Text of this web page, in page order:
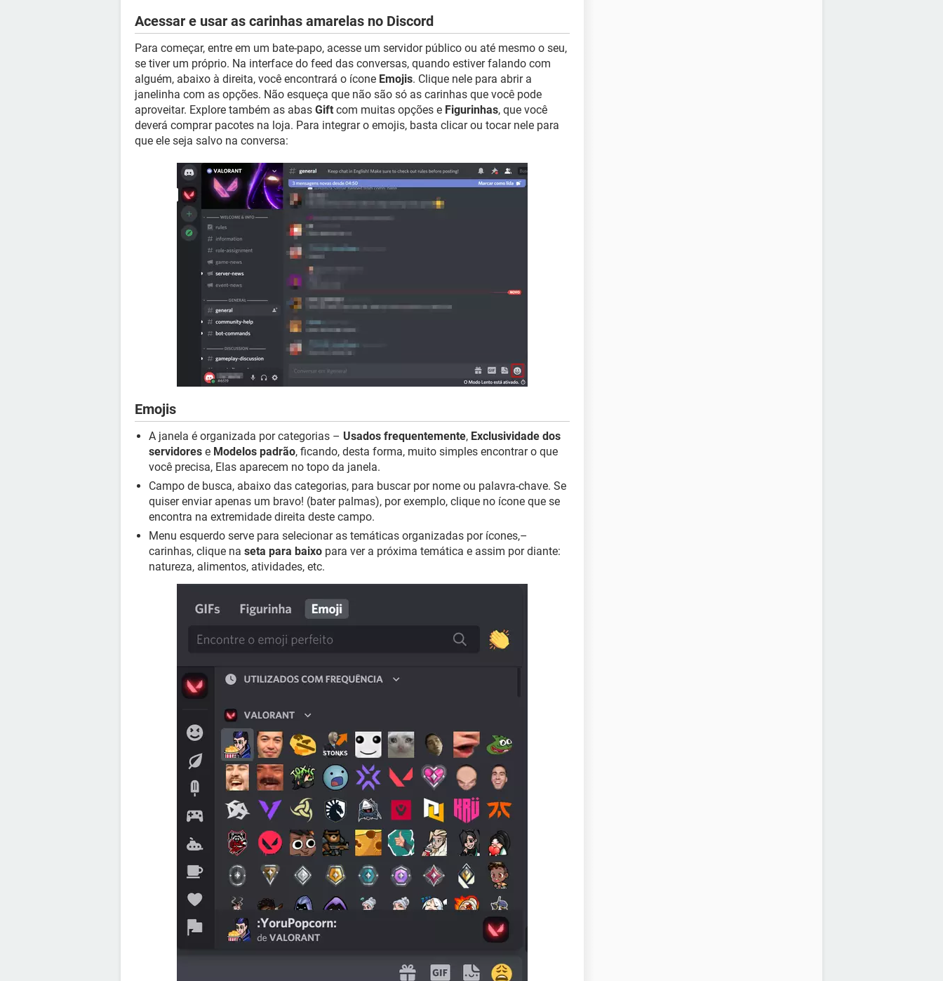
Acessar e usar as carinhas amarelas no Discord
Para começar, entre em um bate-papo, acesse um servidor público ou até mesmo o seu,
se tiver um próprio. Na interface do feed das conversas, quando estiver falando com
alguém, abaixo à direita, você encontrará o ícone Emojis. Clique nele para abrir a
janelinha com as opções. Não esqueça que não são só as carinhas que você pode
aproveitar. Explore também as abas Gift com muitas opções e Figurinhas, que você
deverá comprar pacotes na loja. Para integrar o emojis, basta clicar ou tocar nele para
que ele seja salvo na conversa:
Emojis
A janela é organizada por categorias – Usados frequentemente, Exclusividade dos
servidores e Modelos padrão, ficando, desta forma, muito simples encontrar o que
você precisa, Elas aparecem no topo da janela.
Campo de busca, abaixo das categorias, para buscar por nome ou palavra-chave. Se
quiser enviar apenas um bravo! (bater palmas), por exemplo, clique no ícone que se
encontra na extremidade direita deste campo.
Menu esquerdo serve para selecionar as temáticas organizadas por ícones,–
carinhas, clique na seta para baixo para ver a próxima temática e assim por diante:
natureza, alimentos, atividades, etc.